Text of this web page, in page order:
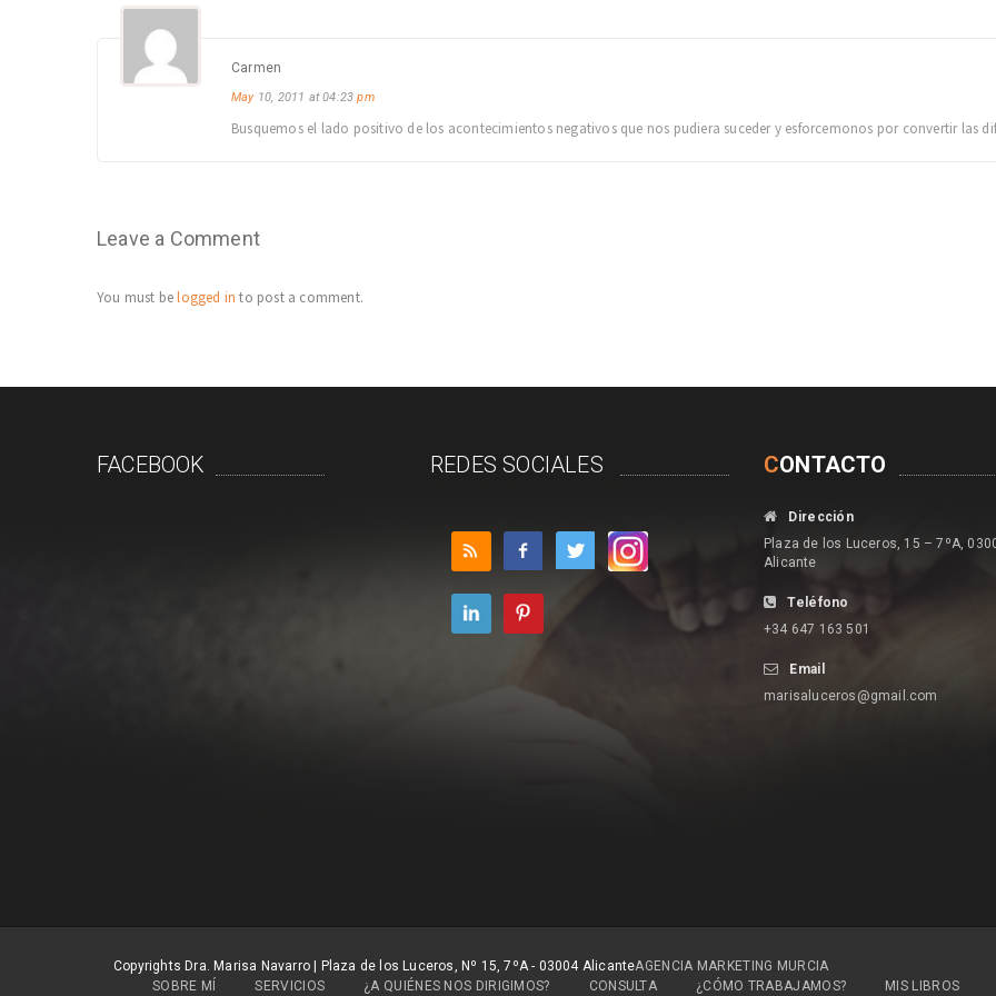
Carmen
May10, 2011 at 04:23pm
Busquemos el lado positivo de los acontecimientos negativos que nos pudiera suceder y esforcemonos por convertir las
Leave a Comment
You must belogged in to post a comment.
FACEBOOK REDES SOCIALES CONTACTO
Dirección
Plaza de los Luceros, 15 – 7ºA,
Alicante
Teléfono
+34 647 163 501
Email
marisaluceros@gmail.com
Copyrights Dra. Marisa Navarro | Plaza de los Luceros, Nº 15, 7ºA - 03004 AlicanteAGENCIA MARKETING MURCIA
SOBRE MÍ
SERVICIOS ¿A QUIÉNES NOS DIRIGIMOS? CONSULTA ¿CÓMO TRABAJAMOS? MIS LIBROS